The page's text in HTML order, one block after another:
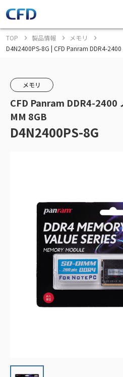
TOP 製品情報
メモリ
D4N2400PS-8G | CFD Panram DDR4-
メモリ
CFD Panram DDR4-2400
MM 8GB
D4N2400PS-8G